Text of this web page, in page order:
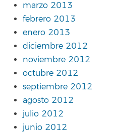
marzo 2013
febrero 2013
enero 2013
diciembre 2012
noviembre 2012
octubre 2012
septiembre 2012
agosto 2012
julio 2012
junio 2012